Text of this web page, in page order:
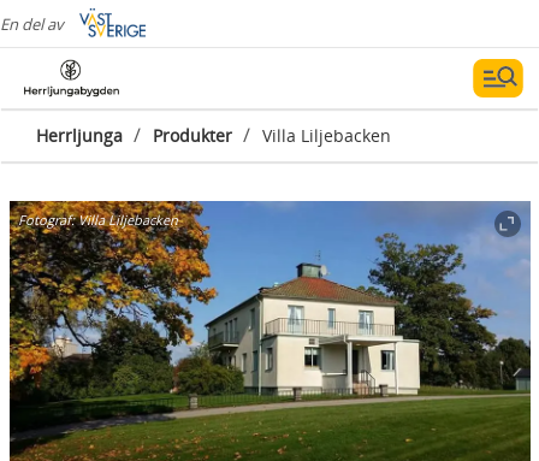
En del av
Herrljunga / Produkter / Villa Liljebacken
Fotograf:Villa Liljebacken